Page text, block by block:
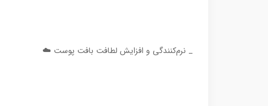
_ نرم‌کنندگی و افزایش لطافت بافت پوست ☁️